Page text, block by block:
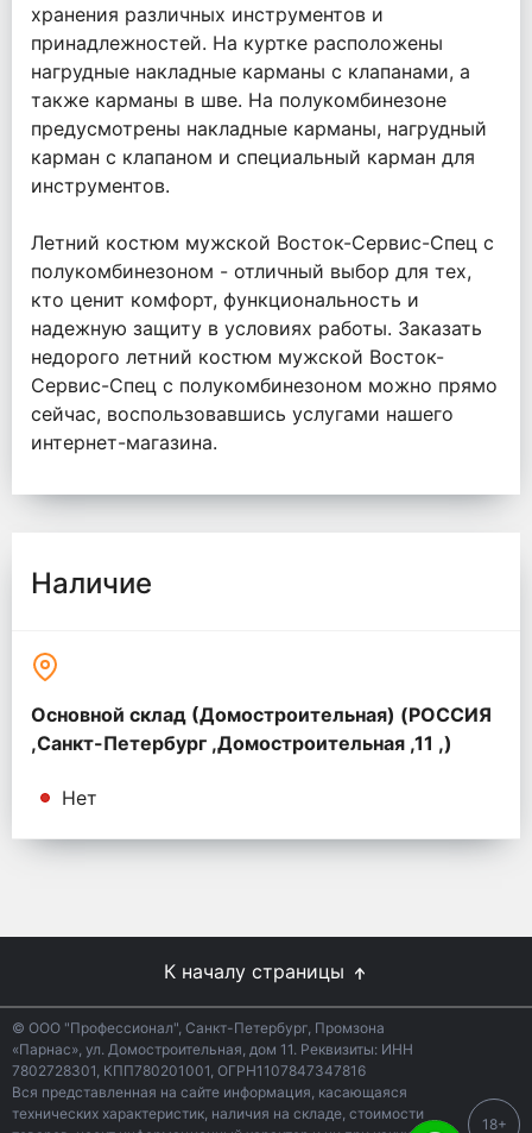
хранения различных инструментов и
принадлежностей. На куртке расположены
нагрудные накладные карманы с клапанами, а
также карманы в шве. На полукомбинезоне
предусмотрены накладные карманы, нагрудный
карман с клапаном и специальный карман для
инструментов.
Летний костюм мужской Восток-Сервис-Спец с
полукомбинезоном - отличный выбор для тех,
кто ценит комфорт, функциональность и
надежную защиту в условиях работы. Заказать
недорого летний костюм мужской Восток-
Сервис-Спец с полукомбинезоном можно прямо
сейчас, воспользовавшись услугами нашего
интернет-магазина.
Наличие
Основной склад (Домостроительная) (РОССИЯ
,Санкт-Петербург ,Домостроительная ,11 ,)
Нет
К началу страницы
© ООО "Профессионал", Санкт-Петербург, Промзона
«Парнас», ул. Домостроительная, дом 11. Реквизиты: ИНН
7802728301, КПП780201001, ОГРН1107847347816
Вся представленная на сайте информация, касающаяся
технических характеристик, наличия на складе, стоимости
18+